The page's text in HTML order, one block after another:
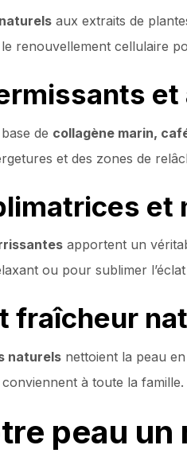
aux extraits de
renouvellement cellulaire
de collagène marin,
et des zones de
et
apportent un
ou pour sublimer
fraîcheur
naturels nettoient la peau
à toute la famille.
peau